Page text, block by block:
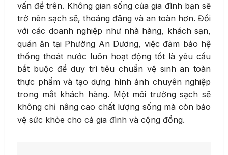
vấn đề trên. Không gian sống của gia đình bạn sẽ
trở nên sạch sẽ, thoáng đãng và an toàn hơn. Đối
với các doanh nghiệp như nhà hàng, khách sạn,
quán ăn tại Phường An Dương, việc đảm bảo hệ
thống thoát nước luôn hoạt động tốt là yêu cầu
bắt buộc để duy trì tiêu chuẩn vệ sinh an toàn
thực phẩm và tạo dựng hình ảnh chuyên nghiệp
trong mắt khách hàng. Một môi trường sạch sẽ
không chỉ nâng cao chất lượng sống mà còn bảo
vệ sức khỏe cho cả gia đình và cộng đồng.